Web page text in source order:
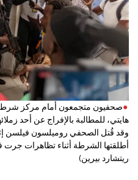
صحفيون متجمعون أمام مركز
وقد قُتل الصحفي روميلسون فيلسن
أطلقتها الشرطة أثناء تظاهرات جرت
ريتشارد بيرين)